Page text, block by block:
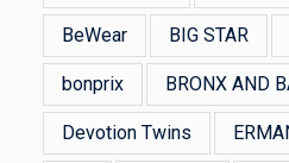
BeWear BIG STAR
bonprix BRONX AND
Devotion Twins